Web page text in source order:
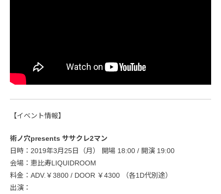
【イベント情報】
術ノ穴presents ササクレ2マン
日時：2019年3月25日（月） 開場 18:00 / 開演 19:00
会場：恵比寿LIQUIDROOM
料金：ADV.￥3800 / DOOR ￥4300 （各1D代別途）
出演：